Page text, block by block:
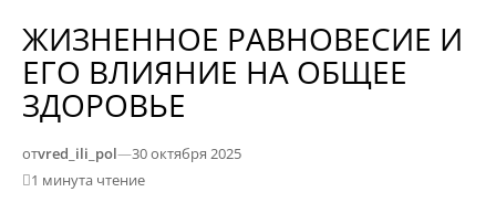
ЖИЗНЕННОЕ РАВНОВЕСИЕ И
ЕГО ВЛИЯНИЕ НА ОБЩЕЕ
ЗДОРОВЬЕ
отvred_ili_pol—30 октября 2025
1 минута чтение